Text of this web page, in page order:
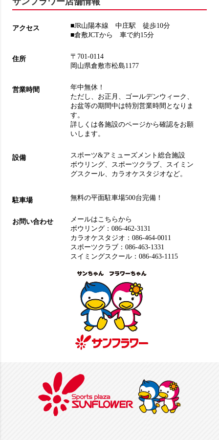
アクセス
■JR山陽本線 中庄駅 徒歩10分
■倉敷JCTから 車で約15分
住所
〒701-0114
岡山県倉敷市松島1177
営業時間
年中無休！
ただし、お正月、ゴールデンウィーク、
お盆等の期間中は特別営業時間となりま
す。
詳しくは各施設のページから確認をお願
いします。
設備
スポーツ&アミューズメント総合施設
ボウリング、 スポーツクラブ、 スイミン
グスクール、 カラオケスタジオなど。
駐車場 無料の平面駐車場500台完備！
お問い合わせ
メールはこちらから
ボウリング：086-462-3131
カラオケスタジオ：086-464-0011
スポーツクラブ：086-463-1331
スイミングスクール：086-463-1115